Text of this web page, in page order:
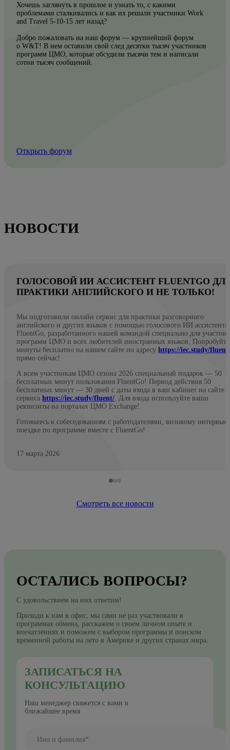
Хочешь заглянуть в прошлое и узнать то, с какими
проблемами сталкивались и как их решали участники Work
and Travel 5-10-15 лет назад?
Добро пожаловать на наш форум — крупнейший форум
о W&T! В нем оставили свой след десятки тысяч участников
программ ЦМО, которые обсудили тысячи тем и написали
сотни тысяч сообщений.
Открыть форум
НОВОСТИ
ГОЛОСОВОЙ ИИ АССИСТЕНТ FLUENTGO
ПРАКТИКИ АНГЛИЙСКОГО И НЕ ТОЛЬКО!
Мы подготовили онлайн сервис для практики разговорного
английского и других языков с помощью голосового ИИ ассистента
FluentGo, разработанного нашей командой специально для
программ ЦМО и всех любителей иностранных языков.
минуты бесплатно на нашем сайте по адресу https://iec.study/fluent/
прямо сейчас!
А всем участникам ЦМО сезона 2026 специальный подарок — 50
бесплатных минут пользования FluentGo! Период действия 50
бесплатных минут — 30 дней с даты входа в ваш кабинет на сайте
сервиса https://iec.study/fluent/. Для входа используйте ваши
реквизиты на порталах ЦМО Exchange!
Готовьтесь к собеседованиям с работодателями, визовому интервью
поездке по программе вместе с FluentGo!
17 марта 2026
Смотреть все новости
ОСТАЛИСЬ ВОПРОСЫ?
С удовольствием на них ответим!
Приходи к нам в офис, мы сами не раз участвовали в
программах обмена, расскажем о своем личном опыте и
впечатлениях и поможем с выбором программы и поиском
временной работы на лето в Америке и других странах мира.
ЗАПИСАТЬСЯ НА
КОНСУЛЬТАЦИЮ
Наш менеджер свяжется с вами в
ближайшее время
Имя и фамилия*